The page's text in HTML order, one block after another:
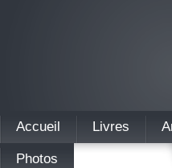
Accueil Livres
Photos